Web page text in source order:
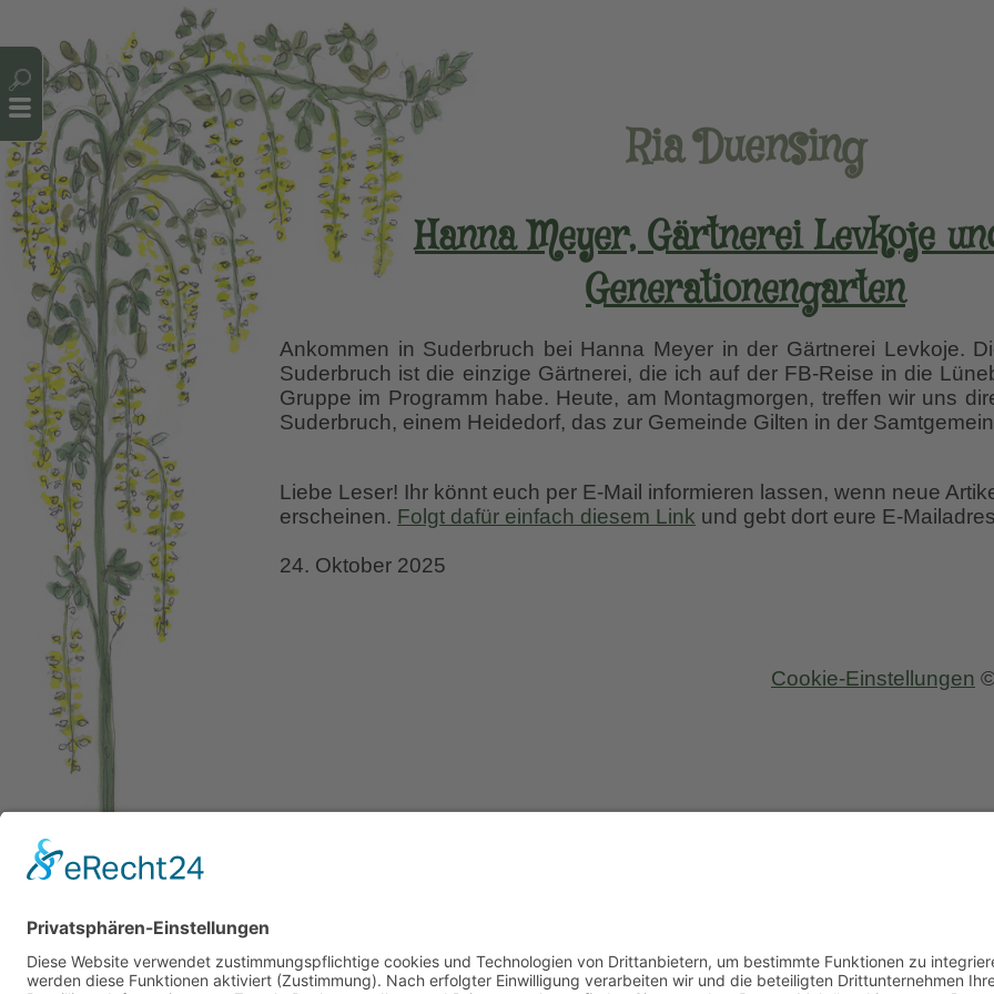
Ria Duensing
Hanna Meyer, Gärtnerei Levkoje
Generationengarten
Ankommen in Suderbruch bei Hanna Meyer in der Gärtnerei Levkoje.
Suderbruch ist die einzige Gärtnerei, die ich auf der FB-Reise in die
Gruppe im Programm habe. Heute, am Montagmorgen, treffen wir uns
Suderbruch, einem Heidedorf, das zur Gemeinde Gilten in der
Liebe Leser! Ihr könnt euch per E-Mail informieren lassen, wenn neue
erscheinen. Folgt dafür einfach diesem Link und gebt dort eure E-
24. Oktober 2025
Cookie-Einstellungen
Cookie-Einstellungen